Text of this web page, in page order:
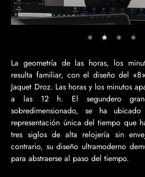
La geometría de las horas, los
resulta familiar, con el diseño del
Jaquet Droz. Las horas y los minutos
a las 12 h. El segundero
sobredimensionado, se ha
representación única del tiempo que
tres siglos de alta relojería sin
contrario, su diseño ultramoderno
para abstraerse al paso del tiempo.